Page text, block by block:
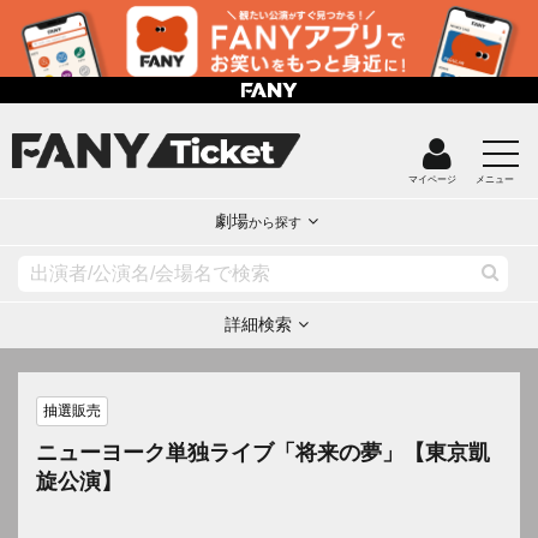
マイページ メニュー
劇場から探す
詳細検索
抽選販売
ニューヨーク単独ライブ「将来の夢」【東京凱
旋公演】